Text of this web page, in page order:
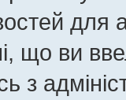
для
що ви
з